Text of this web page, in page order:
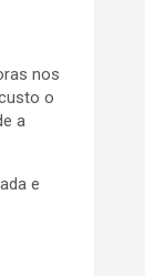
nos
o
a
e